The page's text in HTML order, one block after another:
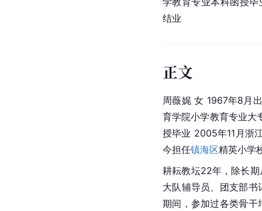
结业
正文
周薇娓 女 1967年8月
育学院小学教育专业大
授毕业 2005年11月浙
今担任镇海区精英小学
耕耘教坛22年，除长
大队辅导员、团支部
期间，参加过各类骨干